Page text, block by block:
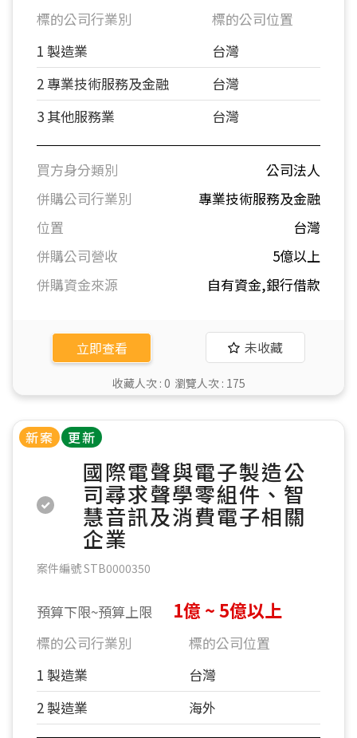
標的公司行業別
標的公司位置
1 製造業
台灣
2 專業技術服務及金融
台灣
3 其他服務業
台灣
買方身分類別
公司法人
併購公司行業別
專業技術服務及金融
位置
台灣
併購公司營收
5億以上
併購資金來源
自有資金,銀行借款
立即查看 未收藏
收藏人次 : 0 瀏覽人次 : 175
新案 更新
國際電聲與電子製造公
司尋求聲學零組件、智
慧音訊及消費電子相關
企業
案件編號 STB0000350
預算下限~預算上限 1億 ~ 5億以上
標的公司行業別
標的公司位置
1 製造業
台灣
2 製造業
海外